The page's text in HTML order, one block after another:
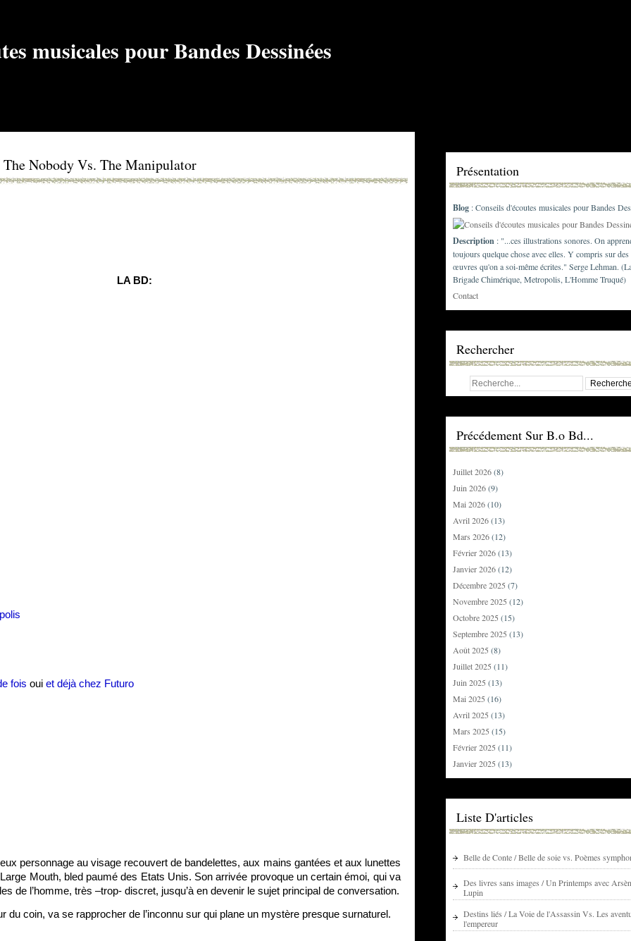
Nobody Vs. The Manipulator
LA BD:
fois oui et déjà chez Futuro
personnage au visage recouvert de bandelettes, aux mains gantées et aux lunettes
Mouth, bled paumé des Etats Unis. Son arrivée provoque un certain émoi, qui va
de l’homme, très –trop- discret, jusqu’à en devenir le sujet principal de conversation.
du coin, va se rapprocher de l’inconnu sur qui plane un mystère presque surnaturel.
Présentation
Blog : Conseils d'écoutes musicales pour Bandes
Description : "...ces illustrations sonores. On
toujours quelque chose avec elles. Y compris sur des
œuvres qu'on a soi-même écrites." Serge Lehman.
Brigade Chimérique, Metropolis, L'Homme Truqué)
Contact
Rechercher
Précédement Sur B.o Bd...
Juillet 2026(8)
Juin 2026(9)
Mai 2026(10)
Avril 2026(13)
Mars 2026(12)
Février 2026(13)
Janvier 2026(12)
Décembre 2025 (7)
Novembre 2025 (12)
Octobre 2025 (15)
Septembre 2025 (13)
Août 2025 (8)
Juillet 2025 (11)
Juin 2025 (13)
Mai 2025 (16)
Avril 2025 (13)
Mars 2025 (15)
Février 2025 (11)
Janvier 2025 (13)
Liste D'articles
Belle de Conte / Belle de soie vs. Poèmes
Des livres sans images / Un Printemps avec
Lupin
Destins liés / La Voie de l'Assassin Vs. Les
l'empereur